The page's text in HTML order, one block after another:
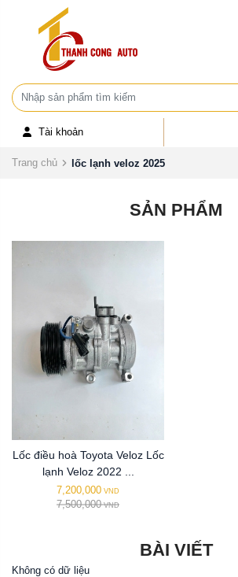
Tài khoản
Trang chủ lốc lạnh veloz 2025
SẢN PHẨM
Lốc điều hoà Toyota Veloz Lốc
lạnh Veloz 2022 ...
7,200,000 VND
7,500,000 VND
BÀI VIẾT
Không có dữ liệu